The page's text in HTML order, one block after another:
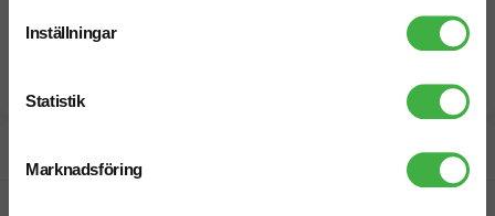
Inställningar
Statistik
Marknadsföring